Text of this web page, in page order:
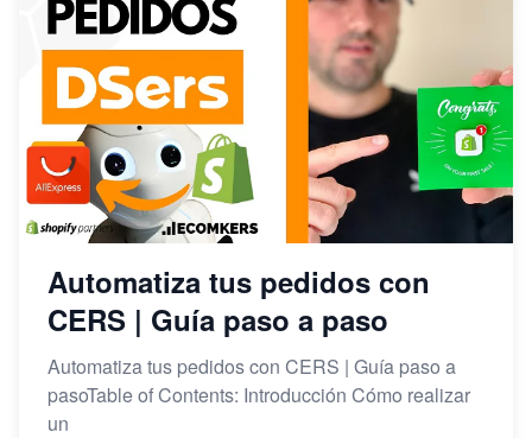
Automatiza tus pedidos con
CERS | Guía paso a paso
Automatiza tus pedidos con CERS | Guía paso a
pasoTable of Contents: Introducción Cómo realizar
un